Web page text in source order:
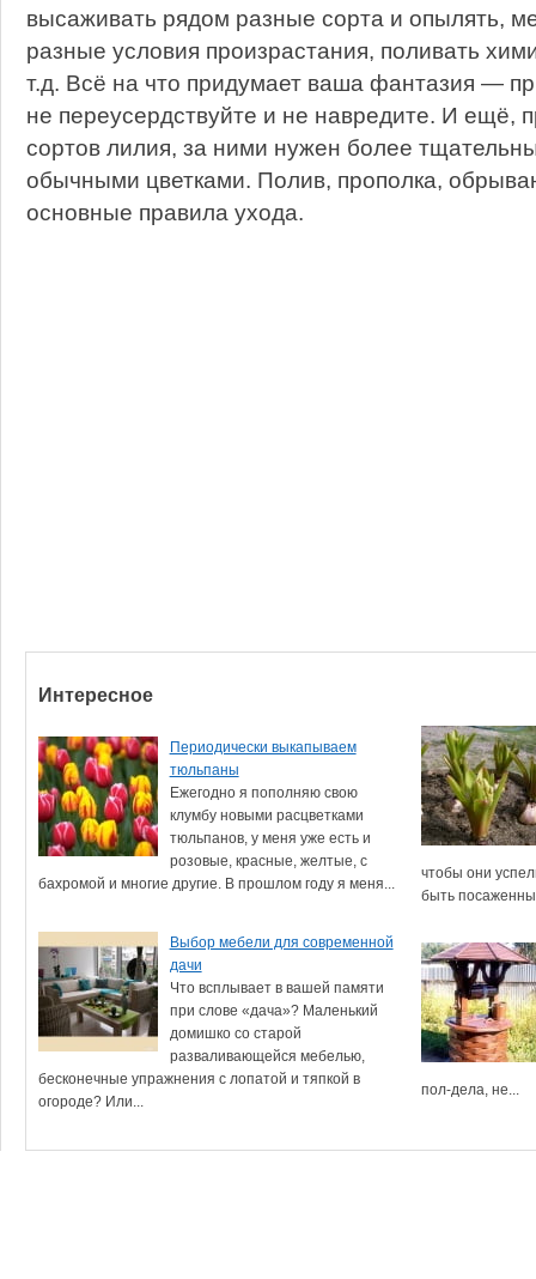
высаживать рядом разные сорта и опылять,
разные условия произрастания, поливать
т.д. Всё на что придумает ваша фантазия —
не переусердствуйте и не навредите. И ещё,
сортов лилия, за ними нужен более
обычными цветками. Полив, прополка,
основные правила ухода.
Интересное
Периодически выкапываем
тюльпаны
Ежегодно я пополняю свою
клумбу новыми расцветками
тюльпанов, у меня уже есть и
розовые, красные, желтые, с
бахромой и многие другие. В прошлом году я меня...
чтобы они
быть
Выбор мебели для современной
дачи
Что всплывает в вашей памяти
при слове «дача»? Маленький
домишко со старой
разваливающейся мебелью,
бесконечные упражнения с лопатой и тяпкой в
огороде? Или...
пол-дела, не...